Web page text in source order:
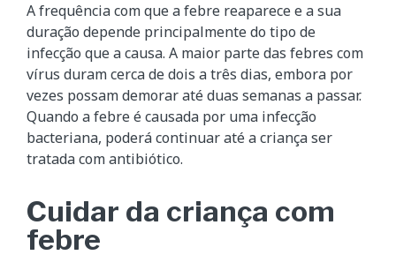
A frequência com que a febre reaparece e a sua
duração depende principalmente do tipo de
infecção que a causa. A maior parte das febres com
vírus duram cerca de dois a três dias, embora por
vezes possam demorar até duas semanas a passar.
Quando a febre é causada por uma infecção
bacteriana, poderá continuar até a criança ser
tratada com antibiótico.
Cuidar da criança com
febre